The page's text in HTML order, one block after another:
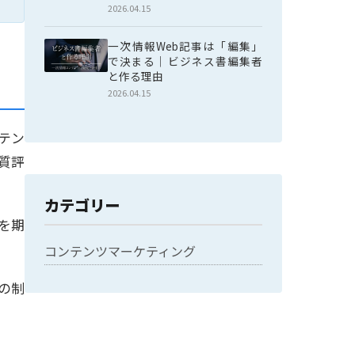
ン
評
期
制
2026.04.15
一次情報Web記事は「編集」
で決まる｜ビジネス書編集者
と作る理由
2026.04.15
カテゴリー
コンテンツマーケティング